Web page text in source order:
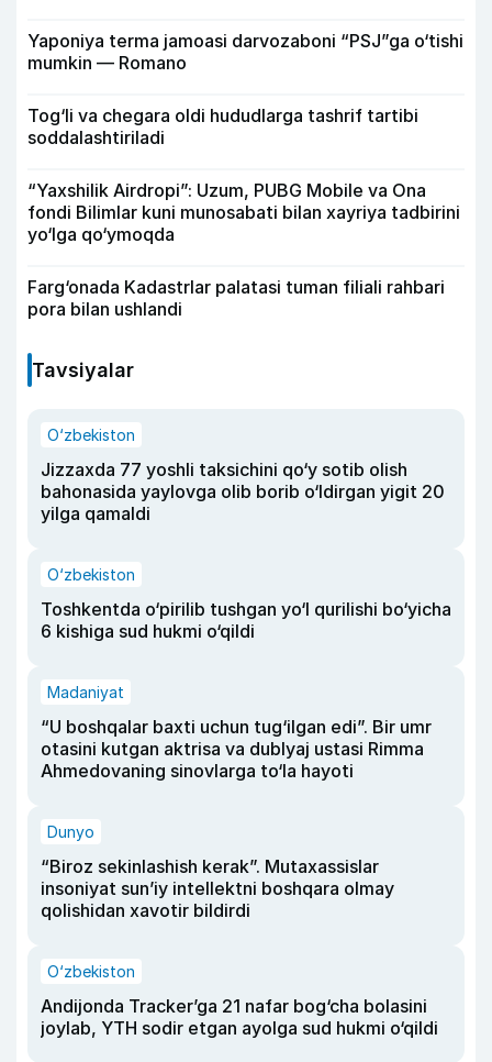
Yaponiya terma jamoasi darvozaboni “PSJ”ga o‘tishi
mumkin — Romano
Tog‘li va chegara oldi hududlarga tashrif tartibi
soddalashtiriladi
“Yaxshilik Airdropi”: Uzum, PUBG Mobile va Ona
fondi Bilimlar kuni munosabati bilan xayriya tadbirini
yo‘lga qo‘ymoqda
Farg‘onada Kadastrlar palatasi tuman filiali rahbari
pora bilan ushlandi
Tavsiyalar
O‘zbekiston
Jizzaxda 77 yoshli taksichini qo‘y sotib olish
bahonasida yaylovga olib borib o‘ldirgan yigit 20
yilga qamaldi
O‘zbekiston
Toshkentda o‘pirilib tushgan yo‘l qurilishi bo‘yicha
6 kishiga sud hukmi o‘qildi
Madaniyat
“U boshqalar baxti uchun tug‘ilgan edi”. Bir umr
otasini kutgan aktrisa va dublyaj ustasi Rimma
Ahmedovaning sinovlarga to‘la hayoti
Dunyo
“Biroz sekinlashish kerak”. Mutaxassislar
insoniyat sun’iy intellektni boshqara olmay
qolishidan xavotir bildirdi
O‘zbekiston
Andijonda Tracker’ga 21 nafar bog‘cha bolasini
joylab, YTH sodir etgan ayolga sud hukmi o‘qildi